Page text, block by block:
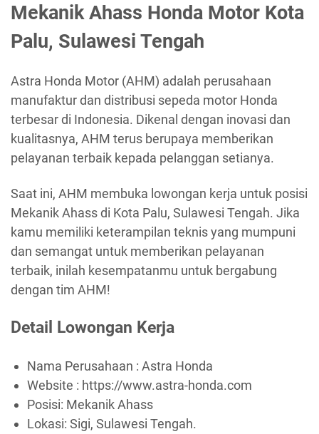
Mekanik Ahass Honda Motor Kota
Palu, Sulawesi Tengah
Astra Honda Motor (AHM) adalah perusahaan
manufaktur dan distribusi sepeda motor Honda
terbesar di Indonesia. Dikenal dengan inovasi dan
kualitasnya, AHM terus berupaya memberikan
pelayanan terbaik kepada pelanggan setianya.
Saat ini, AHM membuka lowongan kerja untuk posisi
Mekanik Ahass di Kota Palu, Sulawesi Tengah. Jika
kamu memiliki keterampilan teknis yang mumpuni
dan semangat untuk memberikan pelayanan
terbaik, inilah kesempatanmu untuk bergabung
dengan tim AHM!
Detail Lowongan Kerja
Nama Perusahaan : Astra Honda
Website : https://www.astra-honda.com
Posisi: Mekanik Ahass
Lokasi: Sigi, Sulawesi Tengah.